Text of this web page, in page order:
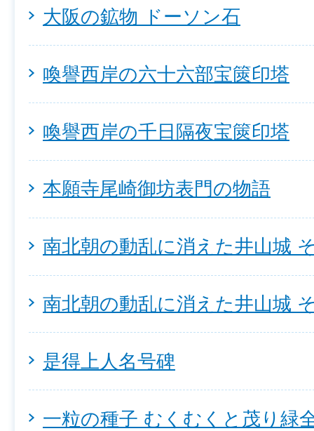
大阪の鉱物 ドーソン石
喚譽西岸の六十六部宝篋印塔
喚譽西岸の千日隔夜宝篋印塔
本願寺尾崎御坊表門の物語
南北朝の動乱に消えた井山城
南北朝の動乱に消えた井山城
是得上人名号碑
一粒の種子 むくむくと茂り緑